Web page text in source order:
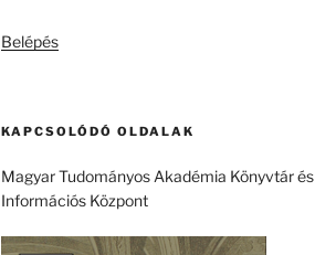
Belépés
KAPCSOLÓDÓ OLDALAK
Magyar Tudományos Akadémia Könyvtár és
Információs Központ